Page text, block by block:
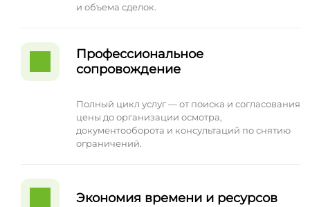
и объема сделок.
Профессиональное
сопровождение
Полный цикл услуг — от поиска и согласования
цены до организации осмотра,
документооборота и консультаций по снятию
ограничений.
Экономия времени и ресурсов